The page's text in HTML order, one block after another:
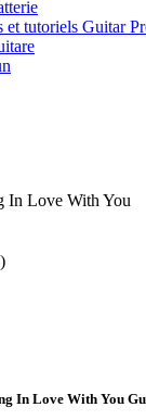
et tutoriels Guitar
In Love With You
In Love With You